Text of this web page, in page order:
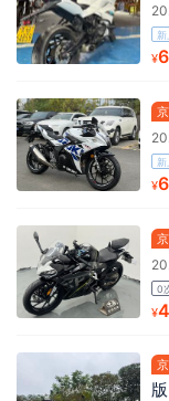
新
¥
新
¥
0
¥
版